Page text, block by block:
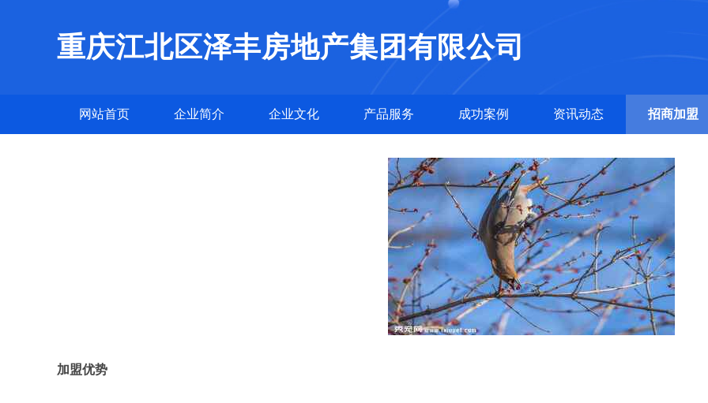
重庆江北区泽丰房地产集团有限公司
网站首页 企业简介 企业文化 产品服务 成功案例 资讯动态 招商加盟
加盟优势